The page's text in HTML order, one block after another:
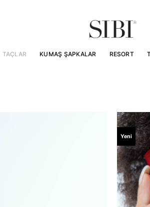
TAÇLAR KUMAŞ ŞAPKALAR RESORT
Yeni